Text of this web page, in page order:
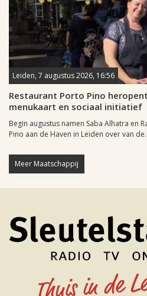
Leiden, 7 augustus 2026, 16:56
Restaurant Porto Pino
menukaart en sociaal initiatief
Begin augustus namen Saba Alhatra en
Pino aan de Haven in Leiden over van
Meer Maatschappij